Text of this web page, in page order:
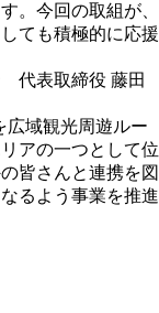
。今回の取組が、
ても積極的に応援
代表取締役 藤田
広域観光周遊ルー
アの一つとして位
皆さんと連携を図
るよう事業を推進